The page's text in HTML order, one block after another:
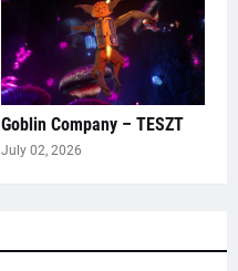
Goblin Company – TESZT
July 02, 2026